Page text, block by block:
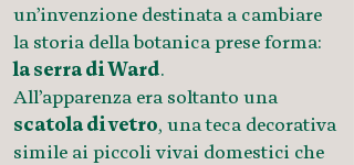
un’invenzione destinata a cambiare
la storia della botanica prese forma:
la serra di Ward.
All’apparenza era soltanto una
scatola di vetro, una teca decorativa
simile ai piccoli vivai domestici che